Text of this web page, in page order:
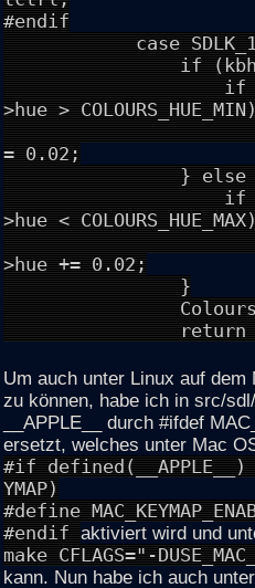
#endif
case
if
if
>hue >
= 0.02;
} else
if
>hue <
>hue += 0.02;
}
return
Um auch unter Linux auf
zu können, habe ich in src/
__APPLE__ durch #ifdef
ersetzt, welches unter Mac
#if defined(__APPLE__)
YMAP)
#define
#endifaktiviert wird und
make CFLAGS="-
kann. Nun habe ich auch